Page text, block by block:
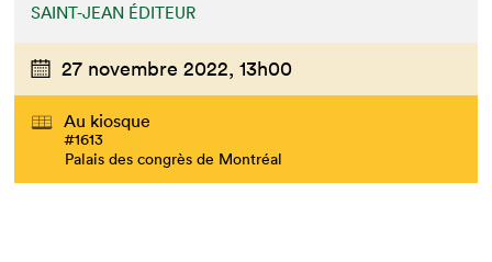
SAINT-JEAN ÉDITEUR
27 novembre 2022, 13h00
Au kiosque
#1613
Palais des congrès de Montréal